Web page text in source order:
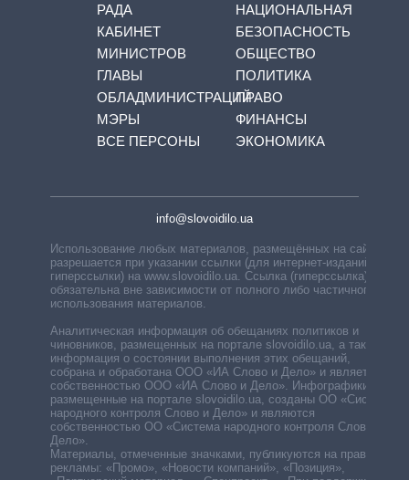
РАДА
КАБИНЕТ
МИНИСТРОВ
ГЛАВЫ
ОБЛАДМИНИСТРАЦИЙ
МЭРЫ
ВСЕ ПЕРСОНЫ
НАЦИОНАЛЬНАЯ
БЕЗОПАСНОСТЬ
ОБЩЕСТВО
ПОЛИТИКА
ПРАВО
ФИНАНСЫ
ЭКОНОМИКА
info@slovoidilo.ua
Использование любых материалов, размещённых на сайте,
разрешается при указании ссылки (для интернет-изданий —
гиперссылки) на www.slovoidilo.ua. Ссылка (гиперссылка)
обязательна вне зависимости от полного либо частичного
использования материалов.
Аналитическая информация об обещаниях политиков и
чиновников, размещенных на портале slovoidilo.ua, а также
информация о состоянии выполнения этих обещаний,
собрана и обработана ООО «ИА Слово и Дело» и является
собственностью ООО «ИА Слово и Дело». Инфографики,
размещенные на портале slovoidilo.ua, созданы ОО «Система
народного контроля Слово и Дело» и являются
собственностью ОО «Система народного контроля Слово и
Дело».
Материалы, отмеченные значками, публикуются на правах
рекламы: «Промо», «Новости компаний», «Позиция»,